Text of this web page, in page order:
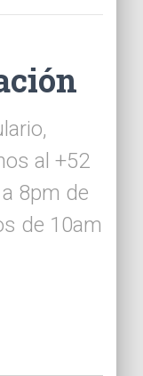
al +52
8pm de
de 10am